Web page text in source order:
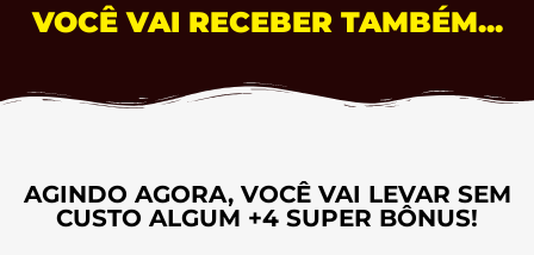
VOCÊ VAI RECEBER TAMBÉM...
AGINDO AGORA, VOCÊ VAI LEVAR SEM
CUSTO ALGUM +4 SUPER BÔNUS!